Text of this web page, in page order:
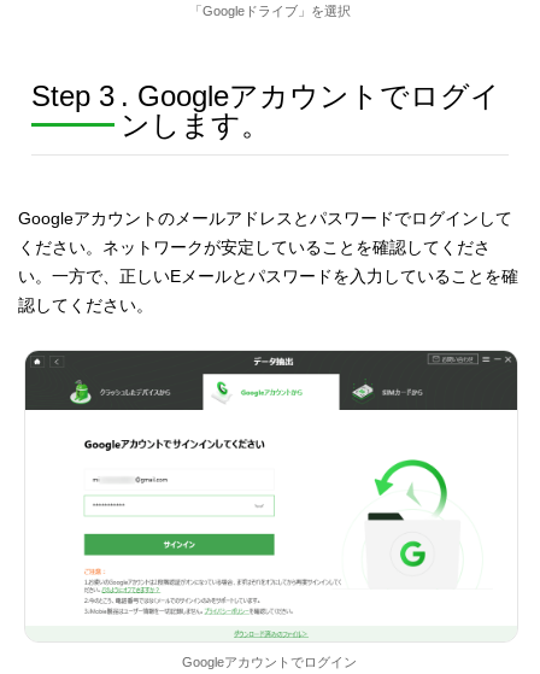
「Googleドライブ」を選択
Step 3 . Googleアカウントでログイ
ンします。
Googleアカウントのメールアドレスとパスワードでログインして
ください。ネットワークが安定していることを確認してくださ
い。一方で、正しいEメールとパスワードを入力していることを確
認してください。
Googleアカウントでログイン